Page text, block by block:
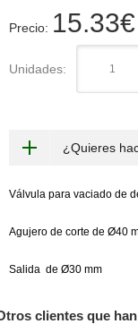
Precio: 15.33€
Unidades:
¿Quieres
Válvula para vaciado de
Agujero de corte de Ø40
Salida de Ø30 mm
clientes que